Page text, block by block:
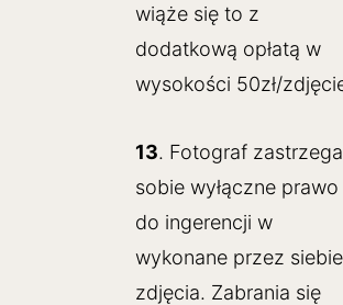
wiąże się to z
dodatkową opłatą w
wysokości 50zł/
13. Fotograf zastrzega
sobie wyłączne prawo
do ingerencji w
wykonane przez siebie
zdjęcia. Zabrania się